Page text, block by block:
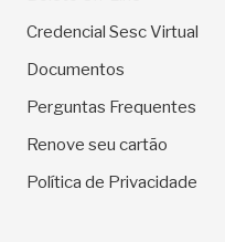
Credencial Sesc Virtual
Documentos
Perguntas Frequentes
Renove seu cartão
Política de Privacidade